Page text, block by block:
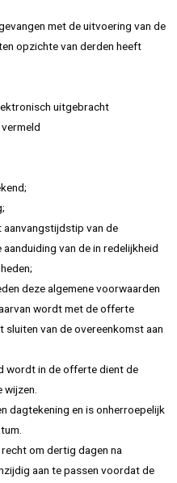
met de uitvoering van de
opzichte van derden heeft
uitgebracht
aanvangstijdstip van de
van de in redelijkheid
deze algemene voorwaarden
wordt met de offerte
van de overeenkomst aan
wordt in de offerte dient de
dagtekening en is onherroepelijk
om dertig dagen na
aan te passen voordat de